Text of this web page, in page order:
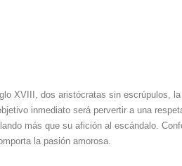
XVIII, dos aristócratas sin escrúpulos,
inmediato será pervertir a una
más que su afición al escándalo.
la pasión amorosa.